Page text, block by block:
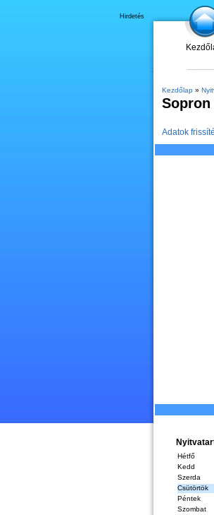
Hirdetés
Kezdőlap»
Sopron
Adatok
Hétfő
Kedd
Szerda
Csütörtök
Péntek
Szombat